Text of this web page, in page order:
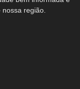
região.